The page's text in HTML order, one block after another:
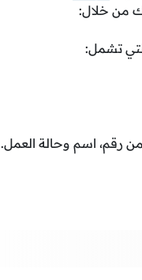
من خلال:
تشمل:
رقم، اسم وحالة العمل.